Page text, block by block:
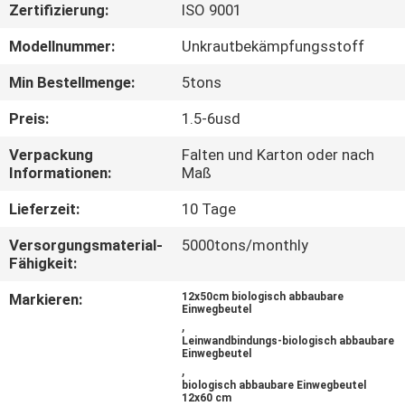
ÜBER
UNS
WERKSBESICHTIGUNG
QUALITÄTSKONTROLLE
MIT
UNS
Zertifizierung:
ISO 9001
Modellnummer:
Unkrautbekämpfungsstoff
Min Bestellmenge:
5tons
Preis:
1.5-6usd
Verpackung
Informationen:
Falten und Karton oder nach
Maß
Lieferzeit:
10 Tage
Versorgungsmaterial-
Fähigkeit:
5000tons/monthly
Markieren:
12x50cm biologisch abbaubare
Einwegbeutel
,
Leinwandbindungs-biologisch abbaubare
Einwegbeutel
,
biologisch abbaubare Einwegbeutel
12x60 cm